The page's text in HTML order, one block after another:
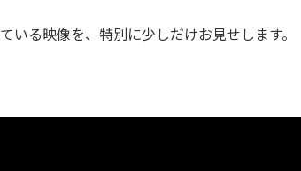
いる映像を、特別に少しだけお見せします。